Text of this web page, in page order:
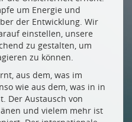
um Energie und
der Entwicklung. Wir
einstellen, unsere
zu gestalten, um
zu können.
aus dem, was im
wie aus dem, was in in
Der Austausch von
und vielem mehr ist